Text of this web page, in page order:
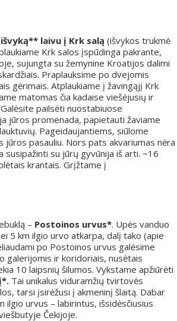
išvyką** laivu į Krk salą (išvykos trukmė
Krk salos įspūdinga pakrante,
sujungta su žemynine Kroatijos dalimi
Praplauksime po dvejomis
gėrimais. Atplaukiame į žavingąjį Krk
matomas čia kadaise viešėjusių ir
pailsėti nuostabiuose
jūros promenada, papietauti žaviame
Pageidaujantiems, siūlome
jūros pasauliu. Nors pats akvariumas nėra
susipažinti su jūrų gyvūnija iš arti. ~16
krantais. Grįžtame į
– Postoinos urvus*. Upės vanduo
5 km ilgio urvo atkarpa, dalį tako (apie
po Postoinos urvus galėsime
galerijomis ir koridoriais, nusėtais
10 laipsnių šilumos. Vykstame apžiūrėti
Tai unikalus viduramžių tvirtovės
tarsi įsirėžusi į akmeninį šlaitą. Dabar
urvus – labirintus, išsidėsčiusius
Čekijoje.